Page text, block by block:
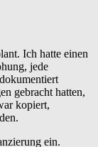
Ich hatte einen
jede
gebracht hatten,
kopiert,
ein.